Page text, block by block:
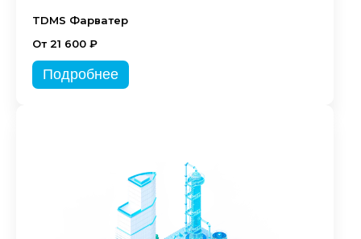
TDMS Фарватер
От 21 600 ₽
Подробнее